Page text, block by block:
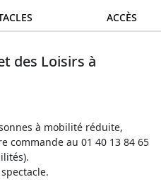
ACCÈS
des Loisirs à
à mobilité réduite,
commande au 01 40 13 84 65